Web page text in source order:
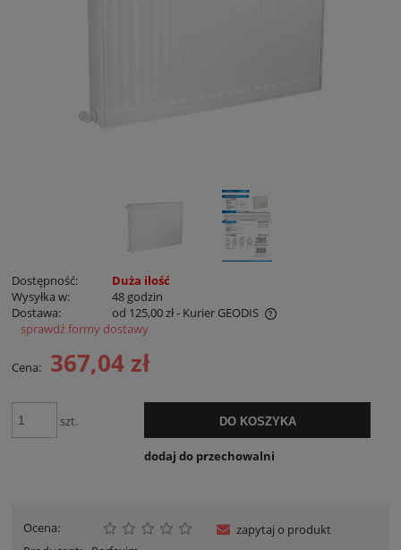
Dostępność:
Duża ilość
Wysyłka w:
48 godzin
Dostawa:
od 125,00 zł- Kurier GEODIS
Cena nie zawiera ewentualnych kosztów płatności
sprawdź formy dostawy
Cena: 367,04 zł
szt. DO KOSZYKA
dodaj do przechowalni
Ocena:
zapytaj o produkt